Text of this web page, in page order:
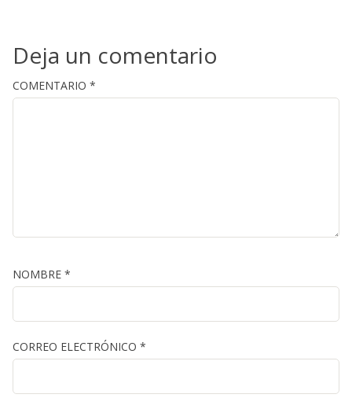
Deja un comentario
COMENTARIO *
NOMBRE *
CORREO ELECTRÓNICO *